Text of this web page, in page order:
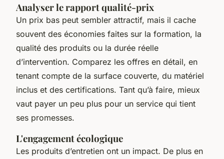
Analyser le rapport qualité-prix
Un prix bas peut sembler attractif, mais il cache
souvent des économies faites sur la formation, la
qualité des produits ou la durée réelle
d’intervention. Comparez les offres en détail, en
tenant compte de la surface couverte, du matériel
inclus et des certifications. Tant qu’à faire, mieux
vaut payer un peu plus pour un service qui tient
ses promesses.
L'engagement écologique
Les produits d’entretien ont un impact. De plus en